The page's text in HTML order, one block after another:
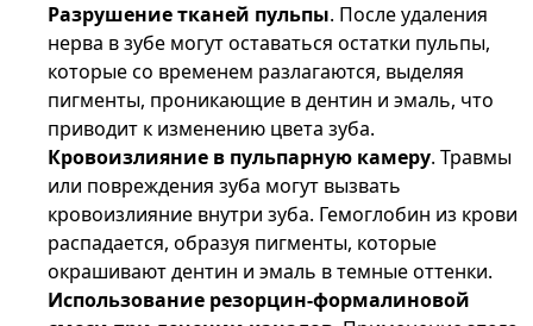
Разрушение тканей пульпы. После удаления
нерва в зубе могут оставаться остатки пульпы,
которые со временем разлагаются, выделяя
пигменты, проникающие в дентин и эмаль, что
приводит к изменению цвета зуба.
Кровоизлияние в пульпарную камеру. Травмы
или повреждения зуба могут вызвать
кровоизлияние внутри зуба. Гемоглобин из крови
распадается, образуя пигменты, которые
окрашивают дентин и эмаль в темные оттенки.
Использование резорцин-формалиновой